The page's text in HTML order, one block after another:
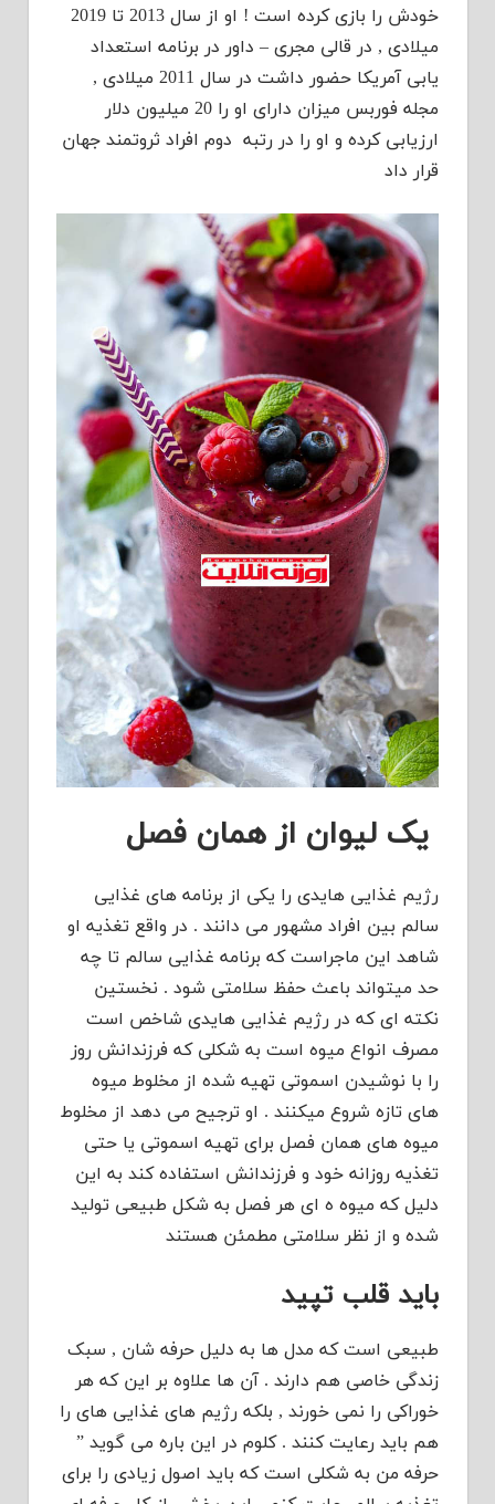
خودش را بازی کرده است ! او از سال 2013 تا 2019
میلادی , در قالی مجری – داور در برنامه استعداد
یابی آمریکا حضور داشت در سال 2011 میلادی ,
مجله فوربس میزان دارای او را 20 میلیون دلار
ارزیابی کرده و او را در رتبه دوم افراد ثروتمند جهان
قرار داد
یک لیوان از همان فصل
رژیم غذایی هایدی را یکی از برنامه های غذایی
سالم بین افراد مشهور می دانند . در واقع تغذیه او
شاهد این ماجراست که برنامه غذایی سالم تا چه
حد میتواند باعث حفظ سلامتی شود . نخستین
نکته ای که در رژیم غذایی هایدی شاخص است
مصرف انواع میوه است به شکلی که فرزندانش روز
را با نوشیدن اسموتی تهیه شده از مخلوط میوه
های تازه شروع میکنند . او ترجیح می دهد از مخلوط
میوه های همان فصل برای تهیه اسموتی یا حتی
تغذیه روزانه خود و فرزندانش استفاده کند به این
دلیل که میوه ه ای هر فصل به شکل طبیعی تولید
شده و از نظر سلامتی مطمئن هستند
باید قلب تپید
طبیعی است که مدل ها به دلیل حرفه شان , سبک
زندگی خاصی هم دارند . آن ها علاوه بر این که هر
خوراکی را نمی خورند , بلکه رژیم های غذایی های را
هم باید رعایت کنند . کلوم در این باره می گوید ”
حرفه من به شکلی است که باید اصول زیادی را برای